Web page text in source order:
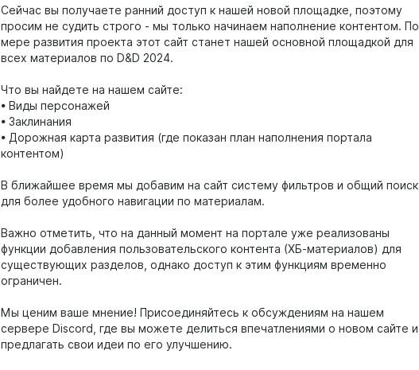
Сейчас вы получаете ранний доступ к нашей новой площадке, поэтому
просим не судить строго - мы только начинаем наполнение контентом. По
мере развития проекта этот сайт станет нашей основной площадкой для
всех материалов по D&D 2024.
Что вы найдете на нашем сайте:
• Виды персонажей
• Заклинания
• Дорожная карта развития (где показан план наполнения портала
контентом)
В ближайшее время мы добавим на сайт систему фильтров и общий поиск
для более удобного навигации по материалам.
Важно отметить, что на данный момент на портале уже реализованы
функции добавления пользовательского контента (ХБ-материалов) для
существующих разделов, однако доступ к этим функциям временно
ограничен.
Мы ценим ваше мнение! Присоединяйтесь к обсуждениям на нашем
сервере Discord, где вы можете делиться впечатлениями о новом сайте и
предлагать свои идеи по его улучшению.